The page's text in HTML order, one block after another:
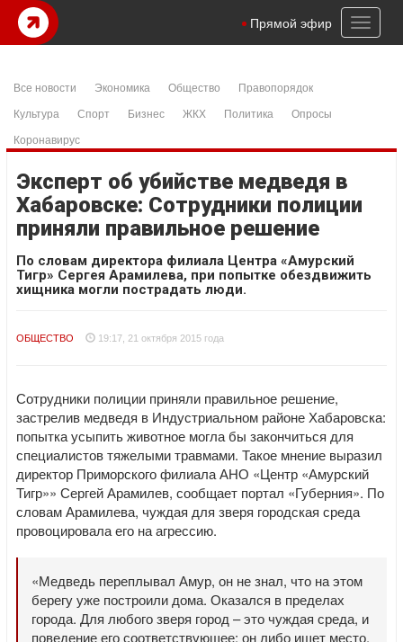
Toggle
Прямой эфир
Все новости Экономика Общество
Правопорядок
Культура
Спорт Бизнес ЖКХ Политика
Опросы
Коронавирус
Эксперт об убийстве медведя в
Хабаровске: Сотрудники полиции
приняли правильное решение
По словам директора филиала Центра «Амурский
Тигр» Сергея Арамилева, при попытке обездвижить
хищника могли пострадать люди.
ОБЩЕСТВО 19:17, 21 октября 2015 года
Сотрудники полиции приняли правильное решение,
застрелив медведя в Индустриальном районе Хабаровска:
попытка усыпить животное могла бы закончиться для
специалистов тяжелыми травмами. Такое мнение выразил
директор Приморского филиала АНО «Центр «Амурский
Тигр»» Сергей Арамилев, сообщает портал «Губерния». По
словам Арамилева, чуждая для зверя городская среда
провоцировала его на агрессию.
«Медведь переплывал Амур, он не знал, что на этом
берегу уже построили дома. Оказался в пределах
города. Для любого зверя город – это чуждая среда, и
поведение его соответствующее: он либо ищет место,